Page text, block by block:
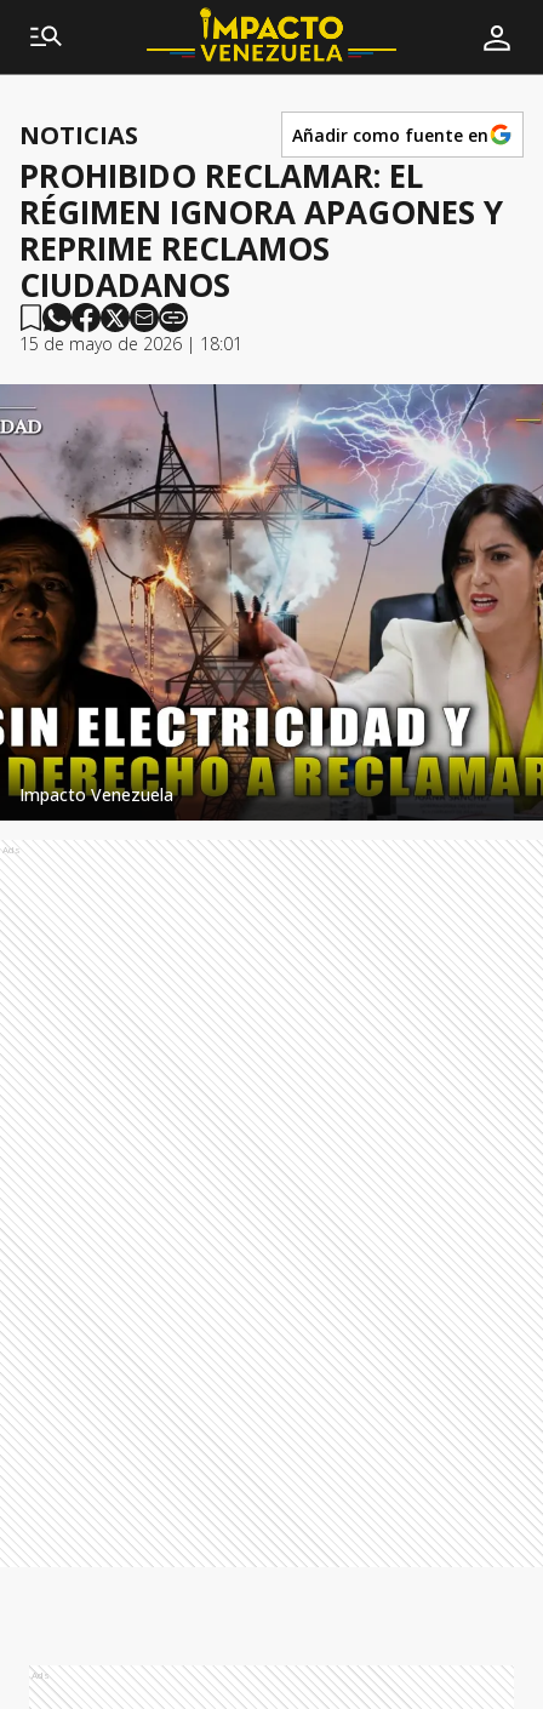
NOTICIAS Añadir como fuente en
PROHIBIDO RECLAMAR: EL
RÉGIMEN IGNORA APAGONES Y
REPRIME RECLAMOS
CIUDADANOS
15 de mayo de 2026 | 18:01
Impacto Venezuela
Ads
Ads